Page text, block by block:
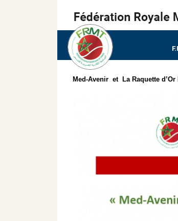
Med-Avenir et La Raquette